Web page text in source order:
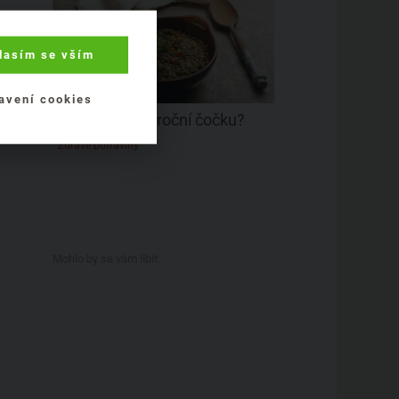
Proč jíme novoroční čočku?
Zdravé potraviny
se vším
cookies